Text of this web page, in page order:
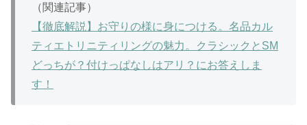
（関連記事）
【徹底解説】お守りの様に身につける。名品カル
ティエトリニティリングの魅力。クラシックとSM
どっちが？付けっぱなしはアリ？にお答えしま
す！